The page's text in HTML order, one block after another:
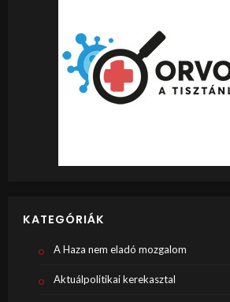
KATEGÓRIÁK
A Haza nem eladó mozgalom
Aktuálpolitikai kerekasztal